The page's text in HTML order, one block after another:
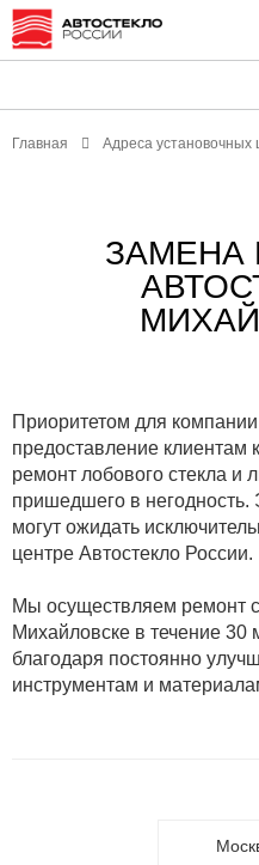
Главная Адреса установочных
ЗАМЕНА
Приоритетом для
предоставление клиентам
ремонт лобового стекла и
пришедшего в негодность.
могут ожидать
центре Автостекло России.
Мы осуществляем ремонт
Михайловске в течение
благодаря постоянно
инструментам и